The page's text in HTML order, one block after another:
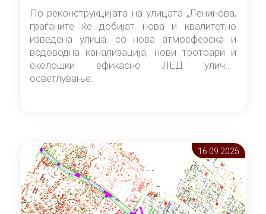
По реконструкцијата на улицата „Ленинова,
граѓаните ќе добијат нова и квалитетно
изведена улица, со нова атмосферска и
водоводна канализација, нови тротоари и
еколошки ефикасно ЛЕД улично
осветлување.
16.09 2025